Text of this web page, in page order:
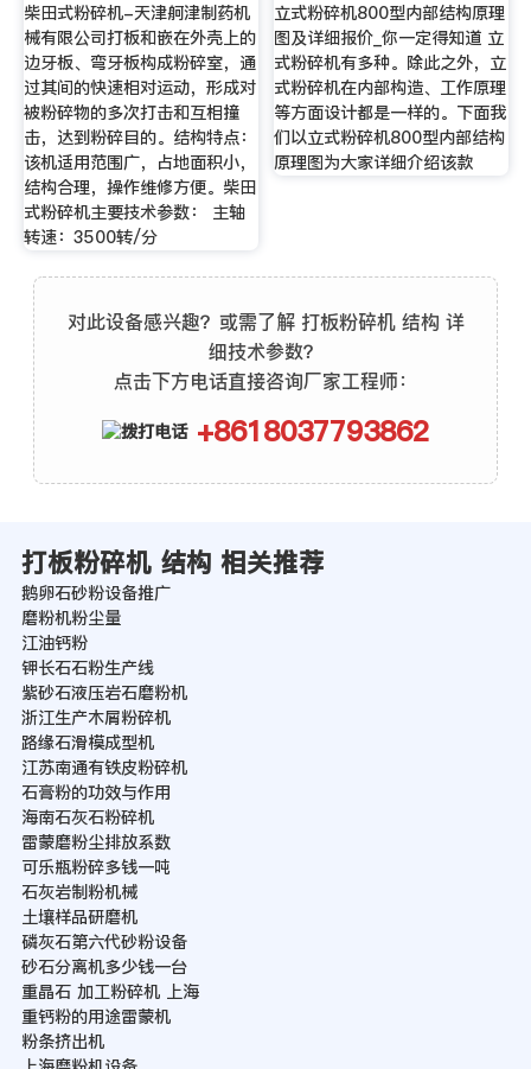
柴田式粉碎机-天津舸津制药机
械有限公司打板和嵌在外壳上的
边牙板、弯牙板构成粉碎室，通
过其间的快速相对运动，形成对
被粉碎物的多次打击和互相撞
击，达到粉碎目的。结构特点：
该机适用范围广，占地面积小，
结构合理，操作维修方便。柴田
式粉碎机主要技术参数： 主轴
转速：3500转/分
立式粉碎机800型内部结构原理
图及详细报价_你一定得知道 立
式粉碎机有多种。除此之外，立
式粉碎机在内部构造、工作原理
等方面设计都是一样的。下面我
们以立式粉碎机800型内部结构
原理图为大家详细介绍该款
对此设备感兴趣？或需了解 打板粉碎机 结构 详
细技术参数？
点击下方电话直接咨询厂家工程师：
+8618037793862
打板粉碎机 结构 相关推荐
鹅卵石砂粉设备推广
磨粉机粉尘量
江油钙粉
钾长石石粉生产线
紫砂石液压岩石磨粉机
浙江生产木屑粉碎机
路缘石滑模成型机
江苏南通有铁皮粉碎机
石膏粉的功效与作用
海南石灰石粉碎机
雷蒙磨粉尘排放系数
可乐瓶粉碎多钱一吨
石灰岩制粉机械
土壤样品研磨机
磷灰石第六代砂粉设备
砂石分离机多少钱一台
重晶石 加工粉碎机 上海
重钙粉的用途雷蒙机
粉条挤出机